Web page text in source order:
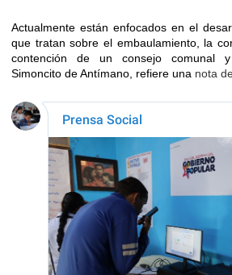
Actualmente están enfocados en el
que tratan sobre el embaulamiento, la
contención de un consejo comunal
Simoncito de Antímano, refiere una nota